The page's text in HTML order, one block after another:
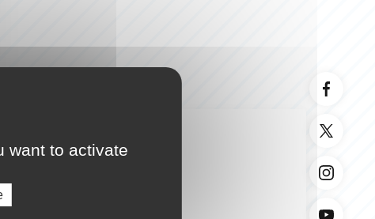
want to activate